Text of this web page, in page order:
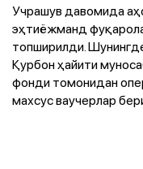
Учрашув давомида
эҳтиёжманд
топширилди.
Қурбон ҳайити
фонди томонидан
махсус ваучерлар